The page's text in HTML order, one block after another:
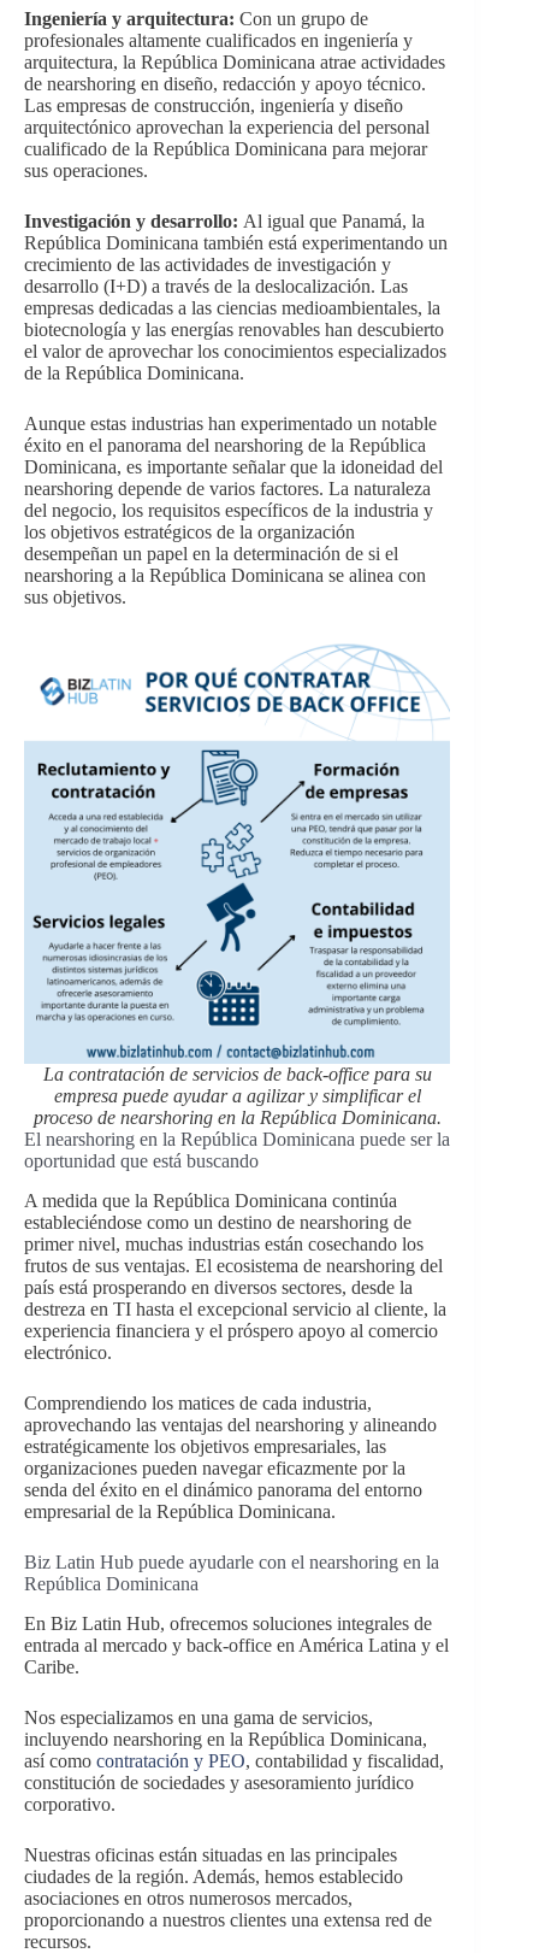
Ingeniería y arquitectura: Con un grupo de
profesionales altamente cualificados en ingeniería y
arquitectura, la República Dominicana atrae actividades
de nearshoring en diseño, redacción y apoyo técnico.
Las empresas de construcción, ingeniería y diseño
arquitectónico aprovechan la experiencia del personal
cualificado de la República Dominicana para mejorar
sus operaciones.
Investigación y desarrollo: Al igual que Panamá, la
República Dominicana también está experimentando un
crecimiento de las actividades de investigación y
desarrollo (I+D) a través de la deslocalización. Las
empresas dedicadas a las ciencias medioambientales, la
biotecnología y las energías renovables han descubierto
el valor de aprovechar los conocimientos especializados
de la República Dominicana.
Aunque estas industrias han experimentado un notable
éxito en el panorama del nearshoring de la República
Dominicana, es importante señalar que la idoneidad del
nearshoring depende de varios factores. La naturaleza
del negocio, los requisitos específicos de la industria y
los objetivos estratégicos de la organización
desempeñan un papel en la determinación de si el
nearshoring a la República Dominicana se alinea con
sus objetivos.
La contratación de servicios de back-office para su
empresa puede ayudar a agilizar y simplificar el
proceso de nearshoring en la República Dominicana.
El nearshoring en la República Dominicana puede ser la
oportunidad que está buscando
A medida que la República Dominicana continúa
estableciéndose como un destino de nearshoring de
primer nivel, muchas industrias están cosechando los
frutos de sus ventajas. El ecosistema de nearshoring del
país está prosperando en diversos sectores, desde la
destreza en TI hasta el excepcional servicio al cliente, la
experiencia financiera y el próspero apoyo al comercio
electrónico.
Comprendiendo los matices de cada industria,
aprovechando las ventajas del nearshoring y alineando
estratégicamente los objetivos empresariales, las
organizaciones pueden navegar eficazmente por la
senda del éxito en el dinámico panorama del entorno
empresarial de la República Dominicana.
Biz Latin Hub puede ayudarle con el nearshoring en la
República Dominicana
En Biz Latin Hub, ofrecemos soluciones integrales de
entrada al mercado y back-office en América Latina y el
Caribe.
Nos especializamos en una gama de servicios,
incluyendo nearshoring en la República Dominicana,
así como contratación y PEO, contabilidad y fiscalidad,
constitución de sociedades y asesoramiento jurídico
corporativo.
Nuestras oficinas están situadas en las principales
ciudades de la región. Además, hemos establecido
asociaciones en otros numerosos mercados,
proporcionando a nuestros clientes una extensa red de
recursos.